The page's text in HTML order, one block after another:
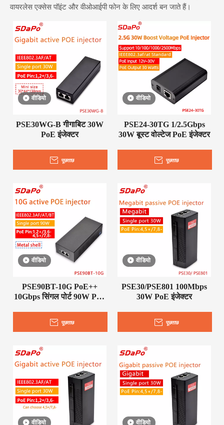
वायरलेस एक्सेस पॉइंट और वीओआईपी फोन के लिए आदर्श बन जाते हैं।
वीडियो
PSE30WG-B गीगाबिट 30W
PoE इंजेक्टर
पूछताछ
वीडियो
PSE24-30TG 1/2.5Gbps
30W बूस्ट वोल्टेज PoE इंजेक्टर
पूछताछ
वीडियो
PSE90BT-10G PoE++
10Gbps सिंगल पोर्ट 90W PoE
पूछताछ
वीडियो
PSE30/PSE801 100Mbps
30W PoE इंजेक्टर
पूछताछ
वीडियो वीडियो